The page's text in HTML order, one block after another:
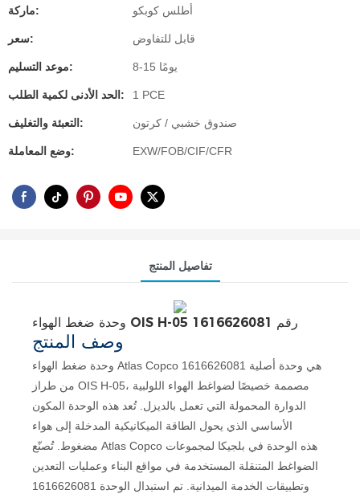
ماركة: أطلس كوبكو
سعر: قابل للتفاوض
موعد التسليم: 8-15 يومًا
الحد الأدنى لكمية الطلب: 1 PCE
التعبئة والتغليف: صندوق خشبي / كرتون
وضع المعاملة: EXW/FOB/CIF/CFR
تفاصيل المنتج
وحدة ضغط الهواء OIS H-05 رقم 1616626081
وصف المنتج
وحدة ضغط الهواء Atlas Copco 1616626081 هي وحدة أصلية
من طراز OIS H-05، مصممة خصيصًا لضواغط الهواء اللولبية
الدوارة المحمولة التي تعمل بالديزل. تُعد هذه الوحدة المكون
الأساسي الذي يحول الطاقة الميكانيكية المدخلة إلى هواء
مضغوط. تُصنّع Atlas Copco هذه الوحدة في بلجيكا لمجموعات
الضواغط المتنقلة المستخدمة في مواقع البناء وعمليات التعدين
وتطبيقات الخدمة الميدانية. تم استبدال الوحدة 1616626081